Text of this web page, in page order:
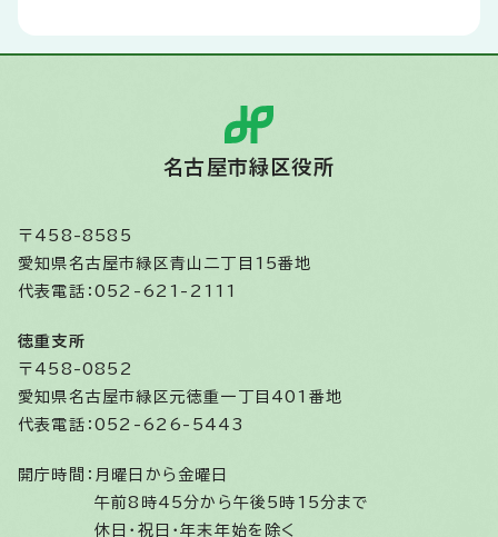
名古屋市緑区役所
〒458-8585
愛知県名古屋市緑区青山二丁目15番地
代表電話：052-621-2111
徳重支所
〒458-0852
愛知県名古屋市緑区元徳重一丁目401番地
代表電話：052-626-5443
開庁時間： 月曜日から金曜日
午前8時45分から午後5時15分まで
休日・祝日・年末年始を除く